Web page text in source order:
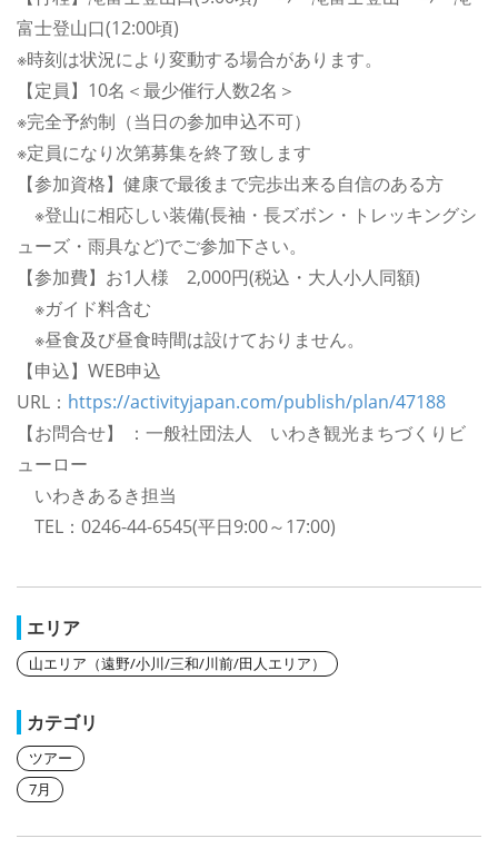
富士登山口(12:00頃)
※時刻は状況により変動する場合があります。
【定員】10名＜最少催行人数2名＞
※完全予約制（当日の参加申込不可）
※定員になり次第募集を終了致します
【参加資格】健康で最後まで完歩出来る自信のある方
※登山に相応しい装備(長袖・長ズボン・トレッキングシ
ューズ・雨具など)でご参加下さい。
【参加費】お1人様 2,000円(税込・大人小人同額)
※ガイド料含む
※昼食及び昼食時間は設けておりません。
【申込】WEB申込
URL： https://activityjapan.com/publish/plan/47188
【お問合せ】 ：一般社団法人 いわき観光まちづくりビ
ューロー
いわきあるき担当
TEL：0246-44-6545(平日9:00～17:00)
エリア
山エリア（遠野/小川/三和/川前/田人エリア）
カテゴリ
ツアー
7月